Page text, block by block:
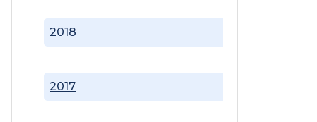
2017
2018